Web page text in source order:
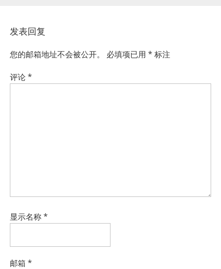
发表回复
您的邮箱地址不会被公开。 必填项已用 * 标注
评论*
显示名称*
邮箱 *